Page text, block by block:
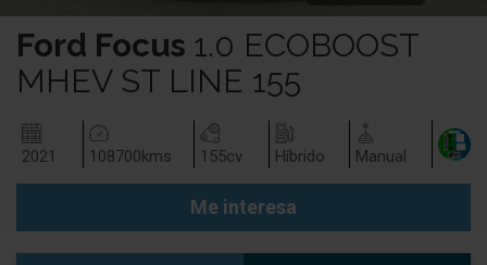
Ford Focus 1.0 ECOBOOST
MHEV ST LINE 155
2021 108700kms 155cv Híbrido Manual
Me interesa